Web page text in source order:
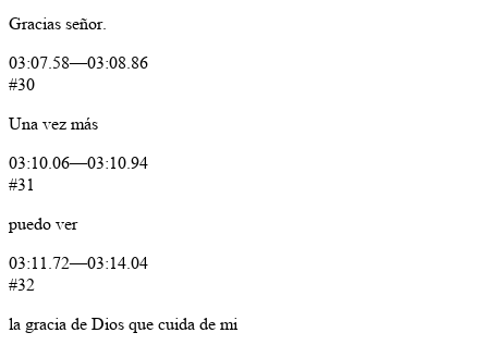
Gracias señor.
03:07.58—03:08.86
#30
Una vez más
03:10.06—03:10.94
#31
puedo ver
03:11.72—03:14.04
#32
la gracia de Dios que cuida de mi